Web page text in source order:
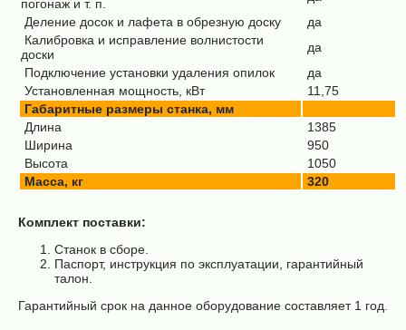
погонаж и т. п.
Деление досок и лафета в обрезную доску
да
Калибровка и исправление волнистости
доски
да
Подключение установки удаления опилок
да
Установленная мощность, кВт
11,75
Габаритные размеры станка, мм
Длина
1385
Ширина
950
Высота
1050
Масса, кг
320
Комплект поставки:
Станок в сборе.
Паспорт, инструкция по эксплуатации, гарантийный
талон.
Гарантийный срок на данное оборудование составляет 1 год.